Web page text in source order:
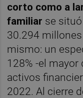
corto como a
familiar se
30.294
mismo: un
128% -el
activos
2022. Al cierre